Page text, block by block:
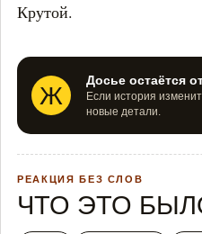
Крутой.
Ж
Досье остаётся
Если история
новые детали.
РЕАКЦИЯ БЕЗ СЛОВ
ЧТО ЭТО